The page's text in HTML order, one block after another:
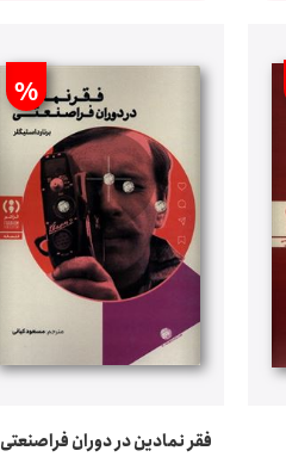
%
فقر نمادین در دوران فراصنعتی